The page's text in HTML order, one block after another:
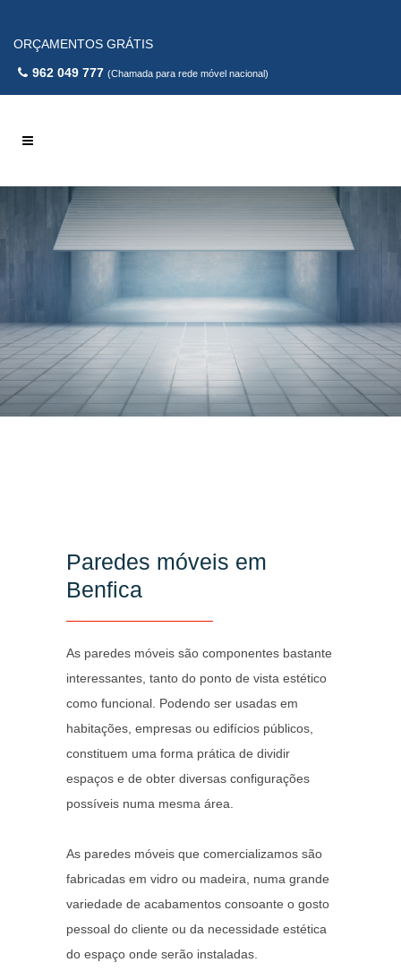
ORÇAMENTOS GRÁTIS
962 049 777 (Chamada para rede móvel nacional)
Paredes móveis em
Benfica
As paredes móveis são componentes bastante
interessantes, tanto do ponto de vista estético
como funcional. Podendo ser usadas em
habitações, empresas ou edifícios públicos,
constituem uma forma prática de dividir
espaços e de obter diversas configurações
possíveis numa mesma área.
As paredes móveis que comercializamos são
fabricadas em vidro ou madeira, numa grande
variedade de acabamentos consoante o gosto
pessoal do cliente ou da necessidade estética
do espaço onde serão instaladas.